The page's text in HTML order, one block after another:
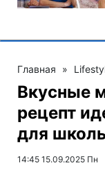
Главная »
Вкусные
рецепт
для
14:45 15.09.2025 Пн